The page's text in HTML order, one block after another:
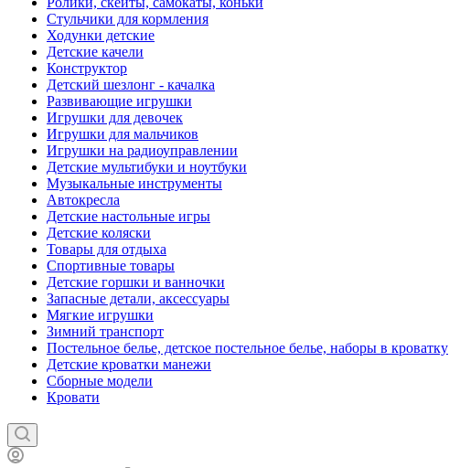
Стульчики для кормления
Ходунки детские
Детские качели
Конструктор
Детский шезлонг - качалка
Развивающие игрушки
Игрушки для девочек
Игрушки для мальчиков
Игрушки на радиоуправлении
Детские мультибуки и ноутбуки
Музыкальные инструменты
Автокресла
Детские настольные игры
Детские коляски
Товары для отдыха
Спортивные товары
Детские горшки и ванночки
Запасные детали, аксессуары
Мягкие игрушки
Зимний транспорт
Постельное белье, детское постельное белье, наборы в кроватку
Детские кроватки манежи
Сборные модели
Кровати